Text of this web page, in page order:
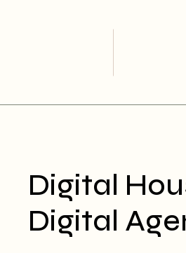
Digital
Digital